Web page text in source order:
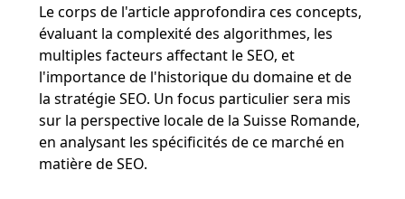
Le corps de l'article approfondira ces concepts,
évaluant la complexité des algorithmes, les
multiples facteurs affectant le SEO, et
l'importance de l'historique du domaine et de
la stratégie SEO. Un focus particulier sera mis
sur la perspective locale de la Suisse Romande,
en analysant les spécificités de ce marché en
matière de SEO.